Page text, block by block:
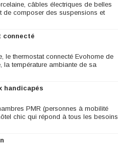
câbles électriques de belles
de composer des suspensions et
connecté
le thermostat connecté Evohome de
la température ambiante de sa
handicapés
PMR (personnes à mobilité
chic qui répond à tous les besoins